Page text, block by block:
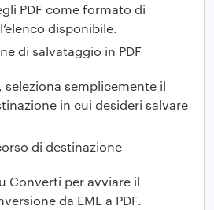
PDF come formato di
disponibile.
semplicemente il
in cui desideri salvare
Converti per avviare il
da EML a PDF.